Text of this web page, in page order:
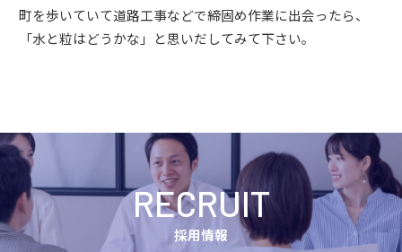
町を歩いていて道路工事などで締固め作業に出会ったら、
「水と粒はどうかな」と思いだしてみて下さい。
RECRUIT
採用情報